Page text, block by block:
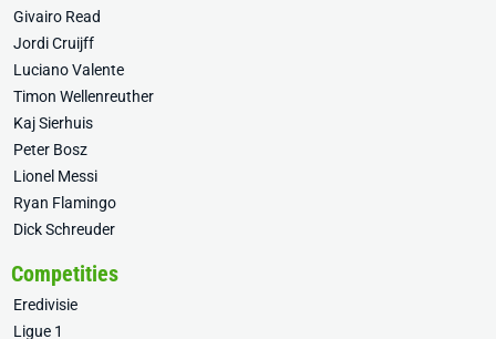
Givairo Read
Jordi Cruijff
Luciano Valente
Timon Wellenreuther
Kaj Sierhuis
Peter Bosz
Lionel Messi
Ryan Flamingo
Dick Schreuder
Competities
Eredivisie
Ligue 1